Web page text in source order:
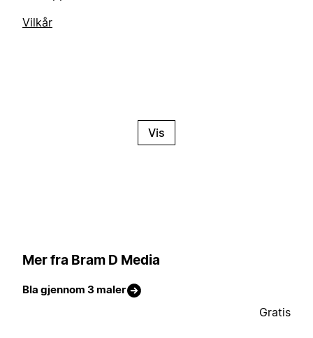
Vilkår
Vis
Mer fra Bram D Media
Bla gjennom 3 maler
Gratis